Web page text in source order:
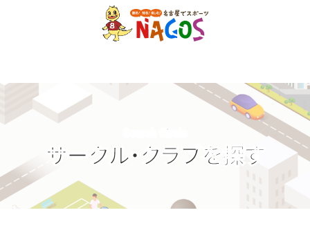
サークル・クラブを探す
Search Circle